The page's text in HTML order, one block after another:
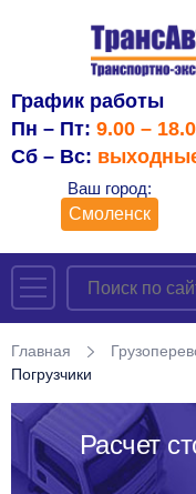
График работы
Пн – Пт: 9.00 –
Сб – Вс:
Ваш город:
Смоленск
Главная
Погрузчики
Расчет